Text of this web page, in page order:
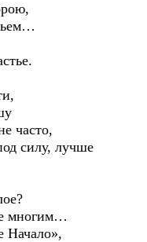
часто,
силу, лучше
многим…
Начало»,